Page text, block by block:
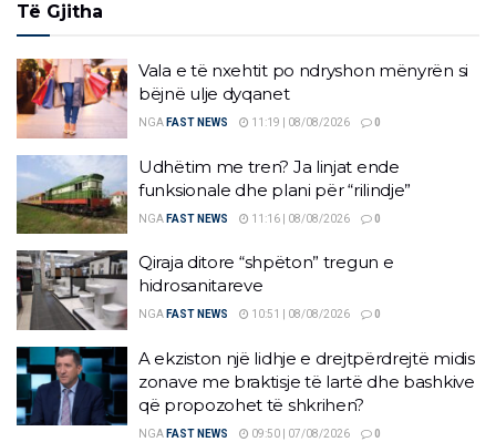
Të Gjitha
Vala e të nxehtit po ndryshon mënyrën si
bëjnë ulje dyqanet
NGA FAST NEWS 11:19 | 08/08/2026 0
Udhëtim me tren? Ja linjat ende
funksionale dhe plani për “rilindje”
NGA FAST NEWS 11:16 | 08/08/2026 0
Qiraja ditore “shpëton” tregun e
hidrosanitareve
NGA FAST NEWS 10:51 | 08/08/2026 0
A ekziston një lidhje e drejtpërdrejtë midis
zonave me braktisje të lartë dhe bashkive
që propozohet të shkrihen?
NGA FAST NEWS 09:50 | 07/08/2026 0